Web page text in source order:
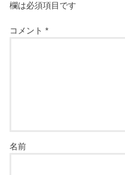
欄は必須項目です
コメント*
名前